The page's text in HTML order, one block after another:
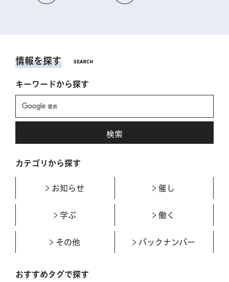
情報を探す
キーワードから探す
カテゴリから探す
お知らせ 催し
学ぶ 働く
その他 バックナンバー
おすすめタグで探す